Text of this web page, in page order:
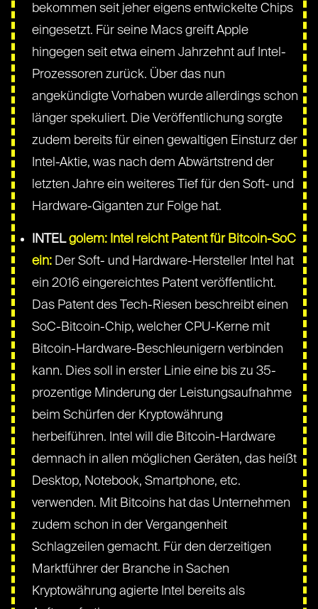
bekommen seit jeher eigens entwickelte Chips
eingesetzt. Für seine Macs greift Apple
hingegen seit etwa einem Jahrzehnt auf Intel-
Prozessoren zurück. Über das nun
angekündigte Vorhaben wurde allerdings schon
länger spekuliert. Die Veröffentlichung sorgte
zudem bereits für einen gewaltigen Einsturz der
Intel-Aktie, was nach dem Abwärtstrend der
letzten Jahre ein weiteres Tief für den Soft- und
Hardware-Giganten zur Folge hat.
INTELgolem: Intel reicht Patent für Bitcoin-SoC
ein: Der Soft- und Hardware-Hersteller Intel hat
ein 2016 eingereichtes Patent veröffentlicht.
Das Patent des Tech-Riesen beschreibt einen
SoC-Bitcoin-Chip, welcher CPU-Kerne mit
Bitcoin-Hardware-Beschleunigern verbinden
kann. Dies soll in erster Linie eine bis zu 35-
prozentige Minderung der Leistungsaufnahme
beim Schürfen der Kryptowährung
herbeiführen. Intel will die Bitcoin-Hardware
demnach in allen möglichen Geräten, das heißt
Desktop, Notebook, Smartphone, etc.
verwenden. Mit Bitcoins hat das Unternehmen
zudem schon in der Vergangenheit
Schlagzeilen gemacht. Für den derzeitigen
Marktführer der Branche in Sachen
Kryptowährung agierte Intel bereits als